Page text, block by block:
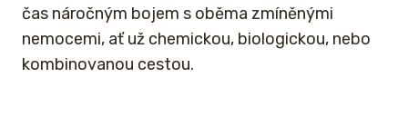
čas náročným bojem s oběma zmíněnými
nemocemi, ať už chemickou, biologickou, nebo
kombinovanou cestou.